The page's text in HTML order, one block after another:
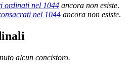
ordinati nel 1044 ancora non esiste.
nel 1044 ancora non esiste.
alcun concistoro.